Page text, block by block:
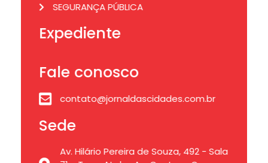
SEGURANÇA PÚBLICA
Expediente
Fale conosco
contato@jornaldascidades.com.br
Sede
Av. Hilário Pereira de Souza, 492 - Sala